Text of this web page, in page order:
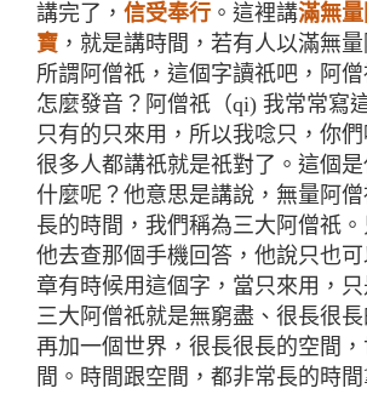
講完了， 信受奉行 。這裡講滿無
寶 ，就是講時間，若有人以滿無量
所謂阿僧祇，這個字讀祇吧，阿
怎麼發音？阿僧祇（qi) 我常常寫
只有的只來用，所以我唸只，你
很多人都講祇就是祇對了。這個
什麼呢？他意思是講說，無量阿
長的時間，我們稱為三大阿僧祇。
他去查那個手機回答，他說只也
章有時候用這個字，當只來用，
三大阿僧祇就是無窮盡、很長很
再加一個世界，很長很長的空間
間。時間跟空間，都非常長的時間